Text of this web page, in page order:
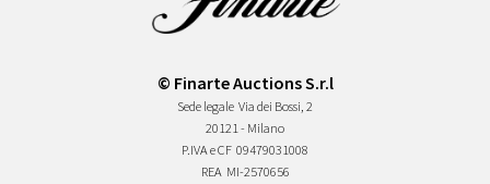
© Finarte Auctions S.r.l
Sede legale Via dei Bossi, 2
20121 - Milano
P.IVA e CF 09479031008
REA MI-2570656